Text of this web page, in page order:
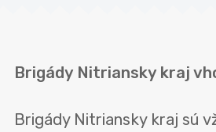
Brigády Nitriansky kraj
Brigády Nitriansky kraj sú